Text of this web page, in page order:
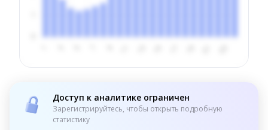
Доступ к аналитике ограничен
Зарегистрируйтесь, чтобы открыть подробную
статистику